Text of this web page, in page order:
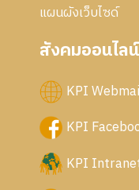
แผนผังเว็บไซด์
สังคมออนไลน์
KPI
KPI
KPI